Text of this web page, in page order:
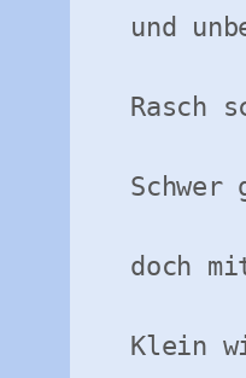
und
Rasch
Schwer
doch
Klein